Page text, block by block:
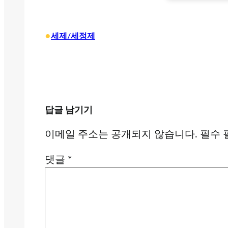
•세제/세정제
답글 남기기
이메일 주소는 공개되지 않습니다. 필수
댓글 *